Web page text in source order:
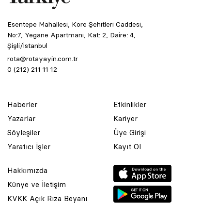
Esentepe Mahallesi, Kore Şehitleri Caddesi,
No:7, Yegane Apartmanı, Kat: 2, Daire: 4,
Şişli/İstanbul
rota@rotayayin.com.tr
0 (212) 211 11 12
Haberler
Yazarlar
Söyleşiler
Yaratıcı İşler
Etkinlikler
Kariyer
Üye Girişi
Kayıt Ol
Hakkımızda
Künye ve İletişim
KVKK Açık Rıza Beyanı